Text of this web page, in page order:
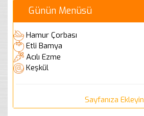
Günün Menüsü
Hamur Çorbası
Etli Bamya
Acılı Ezme
Keşkül
Sayfanıza Ekleyin